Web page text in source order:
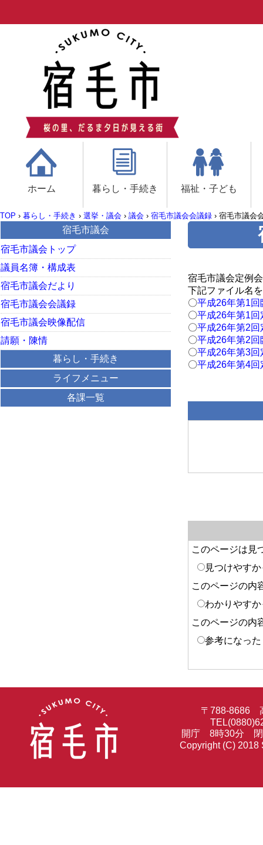
ホーム 暮らし・手続き 福祉・子ども
TOP › 暮らし・手続き › 選挙・議会 › 議会 › 宿毛市議会会議録 › 宿毛市議会
宿毛市議会定例
下記ファイル名
〇平成26年第1回
〇平成26年第1回
〇平成26年第2回
〇平成26年第2回
〇平成26年第3回
〇平成26年第4回
このページは見
見つけやす
このページの内
わかりやす
このページの内
参考になった
宿毛市議会
宿毛市議会トップ
議員名簿・構成表
宿毛市議会だより
宿毛市議会会議録
宿毛市議会映像配信
請願・陳情
暮らし・手続き
ライフメニュー
各課一覧
〒788-8686
開庁 8時30分 閉
Copyright (C) 2018